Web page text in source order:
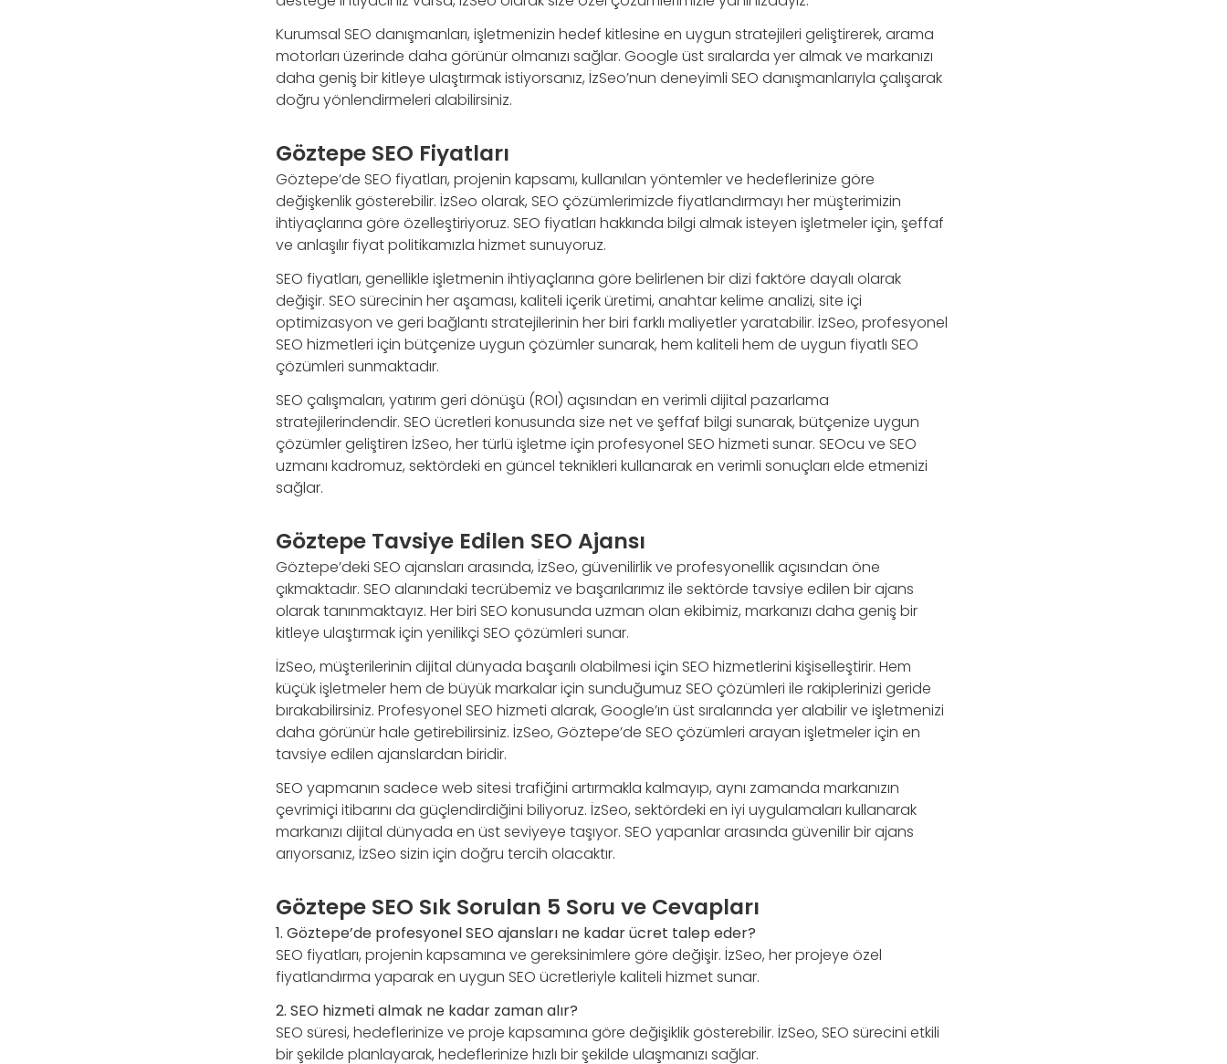
Kurumsal SEO danışmanları, işletmenizin hedef kitlesine en uygun stratejileri geliştirerek, arama
motorları üzerinde daha görünür olmanızı sağlar. Google üst sıralarda yer almak ve markanızı
daha geniş bir kitleye ulaştırmak istiyorsanız, İzSeo’nun deneyimli SEO danışmanlarıyla çalışarak
doğru yönlendirmeleri alabilirsiniz.
Göztepe SEO Fiyatları
Göztepe’de SEO fiyatları, projenin kapsamı, kullanılan yöntemler ve hedeflerinize göre
değişkenlik gösterebilir. İzSeo olarak, SEO çözümlerimizde fiyatlandırmayı her müşterimizin
ihtiyaçlarına göre özelleştiriyoruz. SEO fiyatları hakkında bilgi almak isteyen işletmeler için, şeffaf
ve anlaşılır fiyat politikamızla hizmet sunuyoruz.
SEO fiyatları, genellikle işletmenin ihtiyaçlarına göre belirlenen bir dizi faktöre dayalı olarak
değişir. SEO sürecinin her aşaması, kaliteli içerik üretimi, anahtar kelime analizi, site içi
optimizasyon ve geri bağlantı stratejilerinin her biri farklı maliyetler yaratabilir. İzSeo, profesyonel
SEO hizmetleri için bütçenize uygun çözümler sunarak, hem kaliteli hem de uygun fiyatlı SEO
çözümleri sunmaktadır.
SEO çalışmaları, yatırım geri dönüşü (ROI) açısından en verimli dijital pazarlama
stratejilerindendir. SEO ücretleri konusunda size net ve şeffaf bilgi sunarak, bütçenize uygun
çözümler geliştiren İzSeo, her türlü işletme için profesyonel SEO hizmeti sunar. SEOcu ve SEO
uzmanı kadromuz, sektördeki en güncel teknikleri kullanarak en verimli sonuçları elde etmenizi
sağlar.
Göztepe Tavsiye Edilen SEO Ajansı
Göztepe’deki SEO ajansları arasında, İzSeo, güvenilirlik ve profesyonellik açısından öne
çıkmaktadır. SEO alanındaki tecrübemiz ve başarılarımız ile sektörde tavsiye edilen bir ajans
olarak tanınmaktayız. Her biri SEO konusunda uzman olan ekibimiz, markanızı daha geniş bir
kitleye ulaştırmak için yenilikçi SEO çözümleri sunar.
İzSeo, müşterilerinin dijital dünyada başarılı olabilmesi için SEO hizmetlerini kişiselleştirir. Hem
küçük işletmeler hem de büyük markalar için sunduğumuz SEO çözümleri ile rakiplerinizi geride
bırakabilirsiniz. Profesyonel SEO hizmeti alarak, Google’ın üst sıralarında yer alabilir ve işletmenizi
daha görünür hale getirebilirsiniz. İzSeo, Göztepe’de SEO çözümleri arayan işletmeler için en
tavsiye edilen ajanslardan biridir.
SEO yapmanın sadece web sitesi trafiğini artırmakla kalmayıp, aynı zamanda markanızın
çevrimiçi itibarını da güçlendirdiğini biliyoruz. İzSeo, sektördeki en iyi uygulamaları kullanarak
markanızı dijital dünyada en üst seviyeye taşıyor. SEO yapanlar arasında güvenilir bir ajans
arıyorsanız, İzSeo sizin için doğru tercih olacaktır.
Göztepe SEO Sık Sorulan 5 Soru ve Cevapları
1. Göztepe’de profesyonel SEO ajansları ne kadar ücret talep eder?
SEO fiyatları, projenin kapsamına ve gereksinimlere göre değişir. İzSeo, her projeye özel
fiyatlandırma yaparak en uygun SEO ücretleriyle kaliteli hizmet sunar.
2. SEO hizmeti almak ne kadar zaman alır?
SEO süresi, hedeflerinize ve proje kapsamına göre değişiklik gösterebilir. İzSeo, SEO sürecini etkili
bir şekilde planlayarak, hedeflerinize hızlı bir şekilde ulaşmanızı sağlar.